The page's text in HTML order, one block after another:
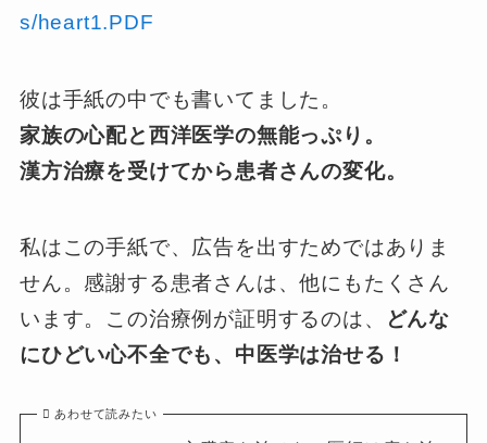
s/heart1.PDF
彼は手紙の中でも書いてました。
家族の心配と西洋医学の無能っぷり。
漢方治療を受けてから患者さんの変化。
私はこの手紙で、広告を出すためではありま
せん。感謝する患者さんは、他にもたくさん
います。この治療例が証明するのは、
どんな
にひどい心不全でも、中医学は治せる！
あわせて読みたい